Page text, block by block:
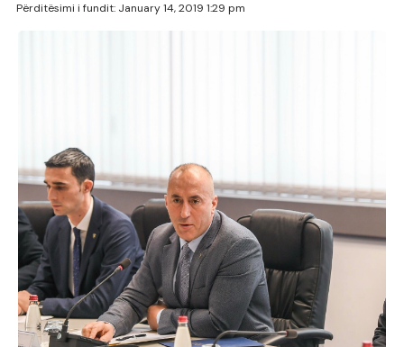
Përditësimi i fundit: January 14, 2019 1:29 pm